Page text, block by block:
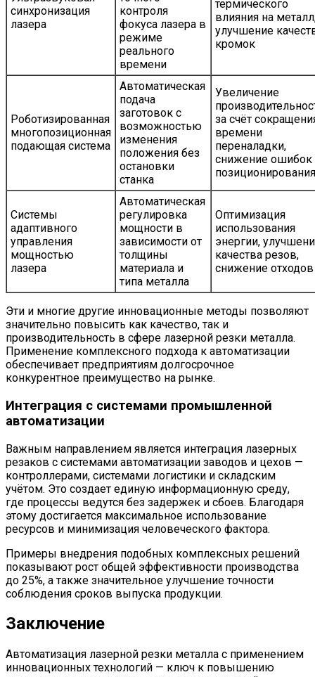
синхронизация
лазера
контроля
фокуса лазера в
режиме
реального
времени
термического
влияния на
улучшение
кромок
Роботизированная
многопозиционная
подающая система
Автоматическая
подача
заготовок с
возможностью
изменения
положения без
остановки
станка
Увеличение
за счёт
времени
переналадки,
снижение ошибок
позиционирования
Системы
адаптивного
управления
мощностью
лазера
Автоматическая
регулировка
мощности в
зависимости от
толщины
материала и
типа металла
Оптимизация
использования
энергии,
качества резов,
снижение отходов
Эти и многие другие инновационные методы позволяют
значительно повысить как качество, так и
производительность в сфере лазерной резки металла.
Применение комплексного подхода к автоматизации
обеспечивает предприятиям долгосрочное
конкурентное преимущество на рынке.
Интеграция с системами промышленной
автоматизации
Важным направлением является интеграция лазерных
резаков с системами автоматизации заводов и цехов —
контроллерами, системами логистики и складским
учётом. Это создает единую информационную среду,
где процессы ведутся без задержек и сбоев. Благодаря
этому достигается максимальное использование
ресурсов и минимизация человеческого фактора.
Примеры внедрения подобных комплексных решений
показывают рост общей эффективности производства
до 25%, а также значительное улучшение точности
соблюдения сроков выпуска продукции.
Заключение
Автоматизация лазерной резки металла с применением
инновационных технологий — ключ к повышению